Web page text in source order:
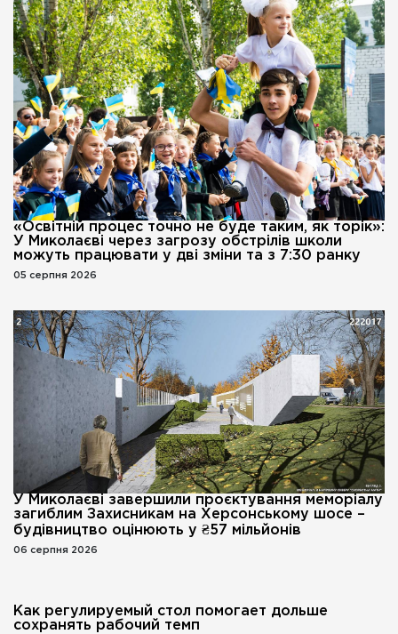
«Освітній процес точно не буде таким, як торік»:
У Миколаєві через загрозу обстрілів школи
можуть працювати у дві зміни та з 7:30 ранку
05 серпня 2026
У Миколаєві завершили проєктування меморіалу
загиблим Захисникам на Херсонському шосе –
будівництво оцінюють у ₴57 мільйонів
06 серпня 2026
Как регулируемый стол помогает дольше
сохранять рабочий темп